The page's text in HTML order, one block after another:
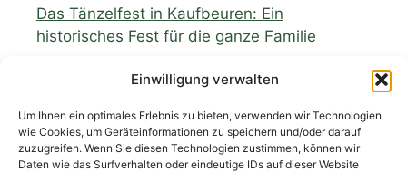
Einwilligung verwalten
Um Ihnen ein optimales Erlebnis zu bieten, verwenden wir Technologien
wie Cookies, um Geräteinformationen zu speichern und/oder darauf
zuzugreifen. Wenn Sie diesen Technologien zustimmen, können wir
Daten wie das Surfverhalten oder eindeutige IDs auf dieser Website
Das Tänzelfest in Kaufbeuren: Ein
historisches Fest für die ganze Familie
Wanderung mit Verkostung von heimischen
Spezialitäten aus dem Ostallgäu